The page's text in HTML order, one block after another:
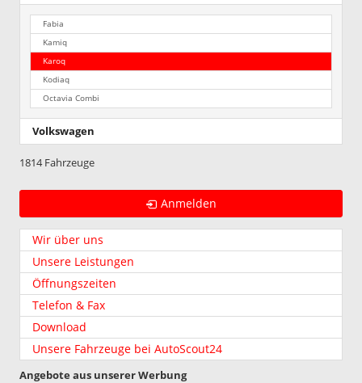
Fabia
Kamiq
Karoq
Kodiaq
Octavia Combi
Volkswagen
1814 Fahrzeuge
Anmelden
Wir über uns
Unsere Leistungen
Öffnungszeiten
Telefon & Fax
Download
Unsere Fahrzeuge bei AutoScout24
Angebote aus unserer Werbung